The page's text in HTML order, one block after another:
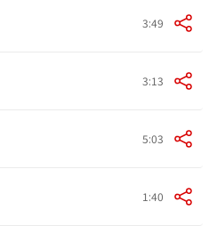
3:49
3:13
5:03
1:40